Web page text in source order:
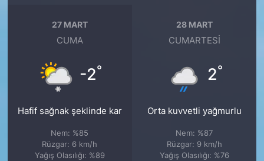
27 MART
CUMA
-2°
Hafif sağnak şeklinde kar
Nem: %85
Rüzgar: 6 km/h
Yağış Olasılığı: %89
28 MART
CUMARTESI
2°
Orta kuvvetli yağmurlu
Nem: %87
Rüzgar: 9 km/h
Yağış Olasılığı: %76